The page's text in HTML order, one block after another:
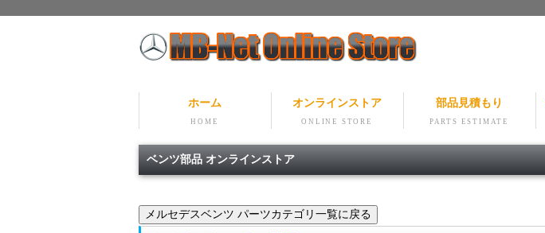
ホーム
HOME
オンラインストア
ONLINE STORE
部品見積もり
PARTS ESTIMATE
ベンツ部品 オンラインストア